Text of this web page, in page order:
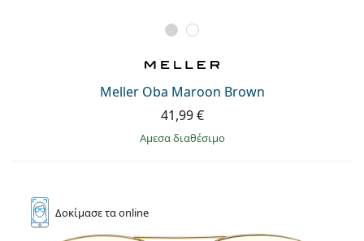
Meller Oba Maroon Brown
41,99 €
άμεσα διαθέσιμο
Δοκίμασετα online